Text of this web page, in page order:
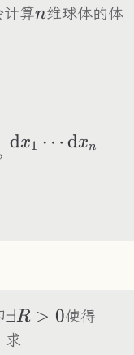
算n
n维球体的体
dx1 ⋯ dxn
\exist
R>0
∃R > 0使得
求